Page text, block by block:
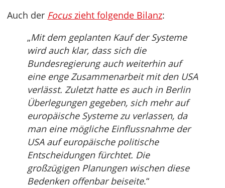
Auch der Focuszieht folgende Bilanz:
„Mit dem geplanten Kauf der Systeme
wird auch klar, dass sich die
Bundesregierung auch weiterhin auf
eine enge Zusammenarbeit mit den USA
verlässt. Zuletzt hatte es auch in Berlin
Überlegungen gegeben, sich mehr auf
europäische Systeme zu verlassen, da
man eine mögliche Einflussnahme der
USA auf europäische politische
Entscheidungen fürchtet. Die
großzügigen Planungen wischen diese
Bedenken offenbar beiseite.“